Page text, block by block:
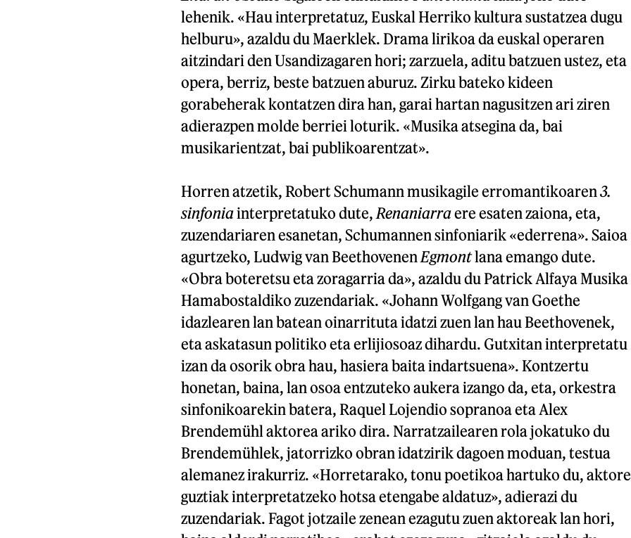
lehenik. «Hau interpretatuz, Euskal Herriko kultura sustatzea dugu
helburu», azaldu du Maerklek. Drama lirikoa da euskal operaren
aitzindari den Usandizagaren hori; zarzuela, aditu batzuen ustez, eta
opera, berriz, beste batzuen aburuz. Zirku bateko kideen
gorabeherak kontatzen dira han, garai hartan nagusitzen ari ziren
adierazpen molde berriei loturik. «Musika atsegina da, bai
musikarientzat, bai publikoarentzat».
Horren atzetik, Robert Schumann musikagile erromantikoaren 3.
sinfoniainterpretatuko dute, Renaniarraere esaten zaiona, eta,
zuzendariaren esanetan, Schumannen sinfoniarik «ederrena». Saioa
agurtzeko, Ludwig van Beethovenen Egmontlana emango dute.
«Obra boteretsu eta zoragarria da», azaldu du Patrick Alfaya Musika
Hamabostaldiko zuzendariak. «Johann Wolfgang van Goethe
idazlearen lan batean oinarrituta idatzi zuen lan hau Beethovenek,
eta askatasun politiko eta erlijiosoaz dihardu. Gutxitan interpretatu
izan da osorik obra hau, hasiera baita indartsuena». Kontzertu
honetan, baina, lan osoa entzuteko aukera izango da, eta, orkestra
sinfonikoarekin batera, Raquel Lojendio sopranoa eta Alex
Brendemühl aktorea ariko dira. Narratzailearen rola jokatuko du
Brendemühlek, jatorrizko obran idatzirik dagoen moduan, testua
alemanez irakurriz. «Horretarako, tonu poetikoa hartuko du, aktore
guztiak interpretatzeko hotsa etengabe aldatuz», adierazi du
zuzendariak. Fagot jotzaile zenean ezagutu zuen aktoreak lan hori,